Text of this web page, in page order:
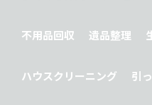
不用品回収 遺品整理
ハウスクリーニング 引